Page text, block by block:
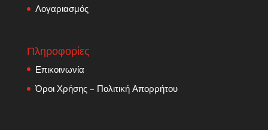
Λογαριασμός
Πληροφορίες
Επικοινωνία
Όροι Χρήσης – Πολιτική Απορρήτου